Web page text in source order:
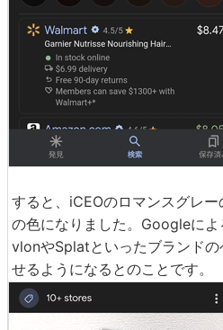
すると、iCEOのロマンスグレ
の色になりました。Googleに
vlonやSplatといったブランド
せるようになるとのことです。